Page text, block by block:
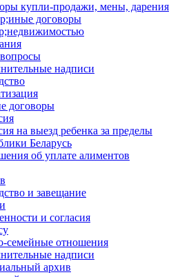
купли-продажи, мены, дарения
договоры
надписи
договоры
на выезд ребенка за пределы
Беларусь
об уплате алиментов
и завещание
и согласия
семейные отношения
надписи
архив